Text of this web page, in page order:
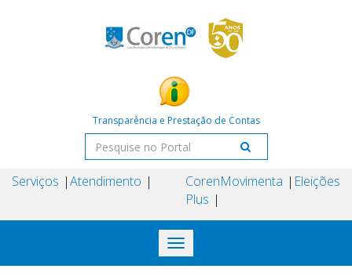
Transparência e Prestação de Contas
Serviços Atendimento
Coren
Plus
Movimenta Eleições
Toggle
navigation